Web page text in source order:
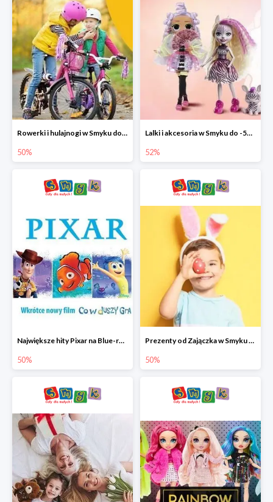
Rowerki i hulajnogi w Smyku do -50%
50%
Lalki i akcesoria w Smyku do -52%
52%
Największe hity Pixar na Blue-rey i DVD w Smyku - drugi film -50%
50%
Prezenty od Zajączka w Smyku do -50%
50%